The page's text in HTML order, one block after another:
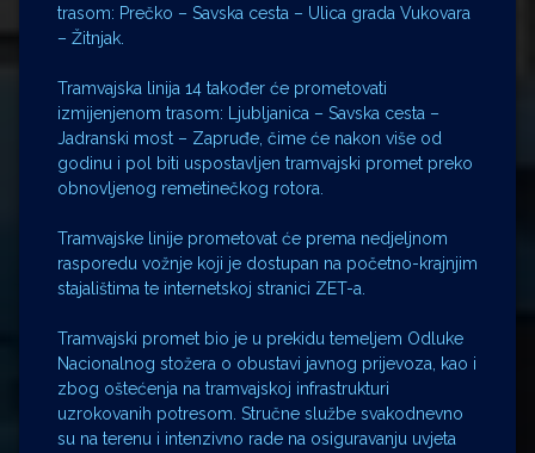
trasom: Prečko – Savska cesta – Ulica grada Vukovara
– Žitnjak.
Tramvajska linija 14 također će prometovati
izmijenjenom trasom: Ljubljanica – Savska cesta –
Jadranski most – Zapruđe, čime će nakon više od
godinu i pol biti uspostavljen tramvajski promet preko
obnovljenog remetinečkog rotora.
Tramvajske linije prometovat će prema nedjeljnom
rasporedu vožnje koji je dostupan na početno-krajnjim
stajalištima te internetskoj stranici ZET-a.
Tramvajski promet bio je u prekidu temeljem Odluke
Nacionalnog stožera o obustavi javnog prijevoza, kao i
zbog oštećenja na tramvajskoj infrastrukturi
uzrokovanih potresom. Stručne službe svakodnevno
su na terenu i intenzivno rade na osiguravanju uvjeta